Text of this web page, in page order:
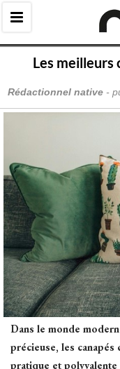
Les meilleurs
Rédactionnel native -
Dans le monde
précieuse, les
pratique et